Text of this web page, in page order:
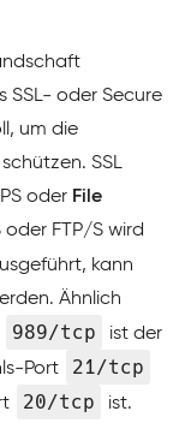
SSL- oder Secure
um die
SSL
oder File
oder FTP/S wird
kann
Ähnlich
989/tcp
ist der
Port
21/tcp
20/tcp ist.